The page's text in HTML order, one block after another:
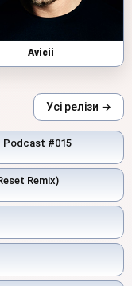
Avicii
Усі релізи →
Podcast #015
Remix)